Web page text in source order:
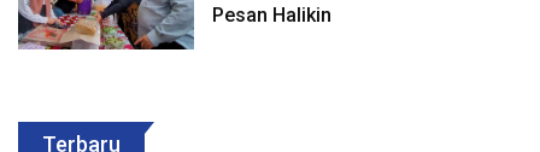
Pesan Halikin
Terbaru